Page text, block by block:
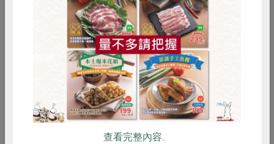
保證責任花蓮縣肉品運銷合作社
RPET 食譜 減硝酸鹽
雞蛋 食安 共同購買
查看完整內容..